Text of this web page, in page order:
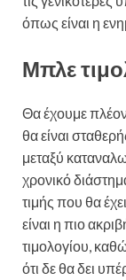
όπως είναι η
Μπλε
Θα έχουμε
θα είναι
μεταξύ
χρονικό
τιμής που θα
είναι η πιο
τιμολογίου,
ότι δε θα δει